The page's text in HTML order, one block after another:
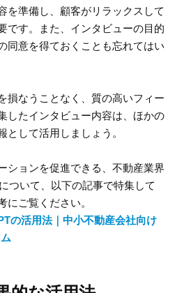
を準備し、顧客がリラックスして
です。また、インタビューの目的
同意を得ておくことも忘れてはい
損なうことなく、質の高いフィー
したインタビュー内容は、ほかの
として活用しましょう。
ションを促進できる、不動産業界
ついて、以下の記事で特集して
にご覧ください。
の活用法｜中小不動産会社向け